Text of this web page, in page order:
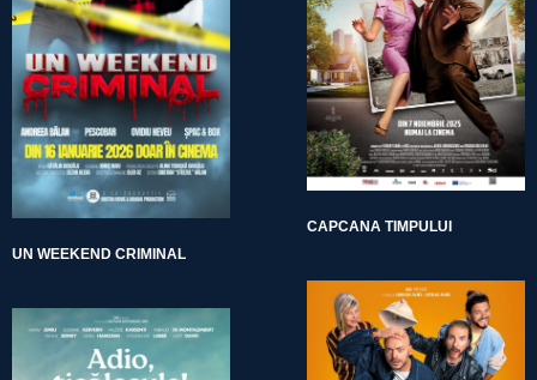
UN WEEKEND CRIMINAL
CAPCANA TIMPULUI